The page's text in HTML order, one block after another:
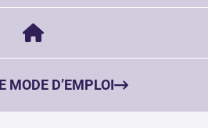
MODE D’EMPLOI